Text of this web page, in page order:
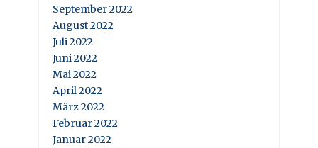
September 2022
August 2022
Juli 2022
Juni 2022
Mai 2022
April 2022
März 2022
Februar 2022
Januar 2022